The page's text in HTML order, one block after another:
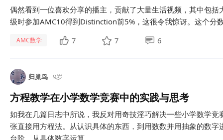
偶然看到一位喜欢分享的播主，贡献了大量生活视频，其中包
级时参加AMC10得到Distinction前5%，这很令我惊讶。这个分
AMC数学 7 7 6
归巢鸟 9岁
方程教学在小学数学竞赛中的实践与思考
如我在几篇日志中所说，我反对用奇技淫巧解决一些小学数学
张直接用方程法。从认识具体的东西，到用数数并用抽象的数
台阶，从具体数字运算...